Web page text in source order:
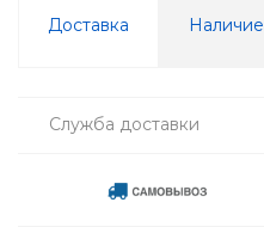
Доставка Наличие
Служба доставки